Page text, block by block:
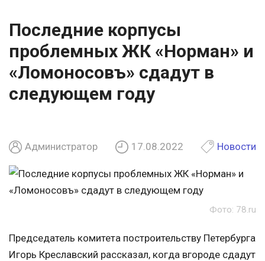
Последние корпусы
проблемных ЖК «Норман» и
«Ломоносовъ» сдадут в
следующем году
Администратор 17.08.2022 Новости
Фото: 78.ru
Председатель комитета построительству Петербурга
Игорь Креславский рассказал, когда вгороде сдадут